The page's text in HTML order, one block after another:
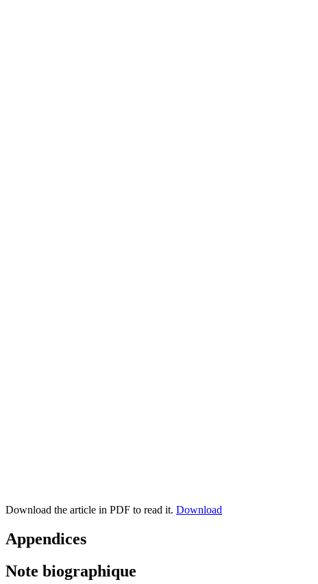
Download the article in PDF to read it. Download
Appendices
Note biographique